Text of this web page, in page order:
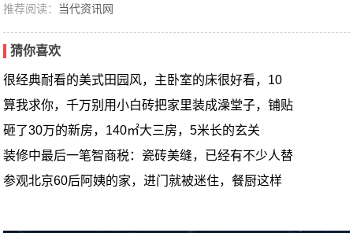
推荐阅读： 当代资讯网
猜你喜欢
很经典耐看的美式田园风，主卧室的床很好看，10
算我求你，千万别用小白砖把家里装成澡堂子，铺贴
砸了30万的新房，140㎡大三房，5米长的玄关
装修中最后一笔智商税：瓷砖美缝，已经有不少人替
参观北京60后阿姨的家，进门就被迷住，餐厨这样